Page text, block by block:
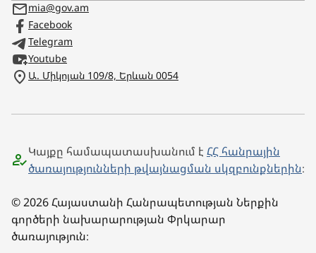
mia@gov.am
Facebook
Telegram
Youtube
Ա. Միկոյան 109/8, Երևան 0054
Կայքը համապատասխանում է ՀՀ հանրային
ծառայությունների թվայնացման սկզբունքներին։
© 2026 Հայաստանի Հանրապետության Ներքին
գործերի նախարարության Փրկարար
ծառայություն։